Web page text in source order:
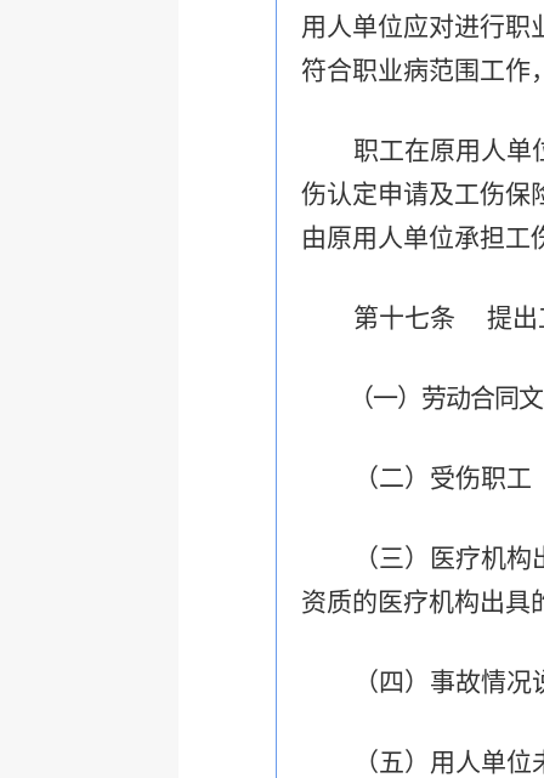
用人单位应对进行职
符合职业病范围工作
职工在原用人单
伤认定申请及工伤保
由原用人单位承担工
第十七条 提出
（一）劳动合同
（二）受伤职
（三）医疗机
资质的医疗机构出具
（四）事故情
（五）
用人单位